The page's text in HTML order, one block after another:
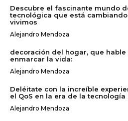
Descubre el fascinante mundo
tecnológica que está
vivimos
Alejandro Mendoza
decoración del hogar, que
enmarcar la vida:
Alejandro Mendoza
Deléitate con la increíble
el QoS en la era de la
Alejandro Mendoza